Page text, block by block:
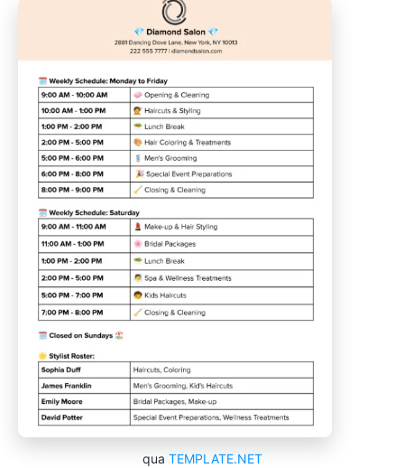
qua TEMPLATE.NET